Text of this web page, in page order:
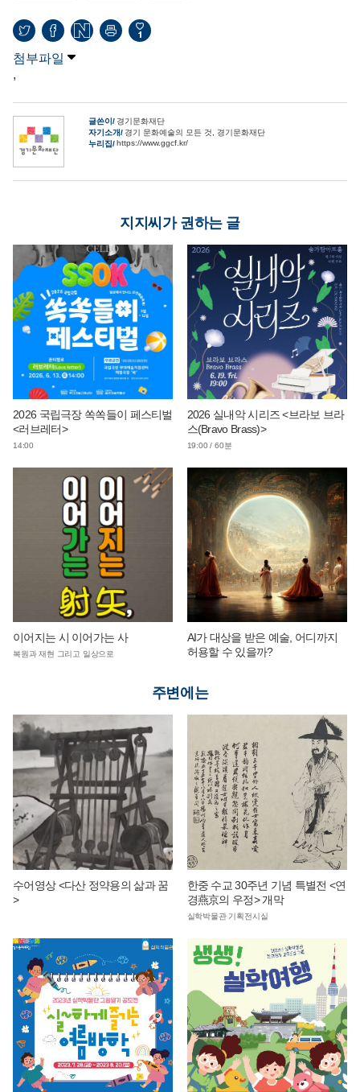
1
첨부파일
,
글쓴이
경기문화재단
자기소개
경기 문화예술의 모든 것, 경기문화재단
누리집 https://www.ggcf.kr/
지지씨가 권하는 글
2026 국립극장 쏙쏙들이 페스티벌
<러브레터>
14:00
2026 실내악 시리즈 <브라보 브라
스(Bravo Brass)>
19:00 / 60분
이어지는 시 이어가는 사
복원과 재현 그리고 일상으로
AI가 대상을 받은 예술, 어디까지
허용할 수 있을까?
주변에는
수어영상 <다산 정약용의 삶과 꿈
>
한중 수교 30주년 기념 특별전 <연
경燕京의 우정> 개막
실학박물관 기획전시실